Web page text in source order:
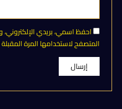
احفظ اسمي، بريدي
المتصفح لاستخدامها المرة